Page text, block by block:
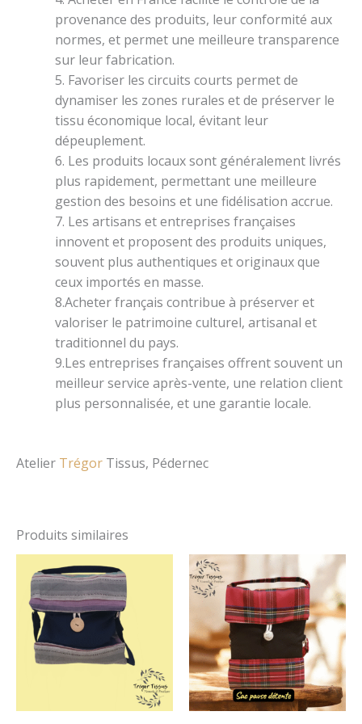
provenance des produits, leur conformité aux
normes, et permet une meilleure transparence
sur leur fabrication.
5. Favoriser les circuits courts permet de
dynamiser les zones rurales et de préserver le
tissu économique local, évitant leur
dépeuplement.
6. Les produits locaux sont généralement livrés
plus rapidement, permettant une meilleure
gestion des besoins et une fidélisation accrue.
7. Les artisans et entreprises françaises
innovent et proposent des produits uniques,
souvent plus authentiques et originaux que
ceux importés en masse.
8.Acheter français contribue à préserver et
valoriser le patrimoine culturel, artisanal et
traditionnel du pays.
9.Les entreprises françaises offrent souvent un
meilleur service après-vente, une relation client
plus personnalisée, et une garantie locale.
Atelier Trégor Tissus, Pédernec
Produits similaires